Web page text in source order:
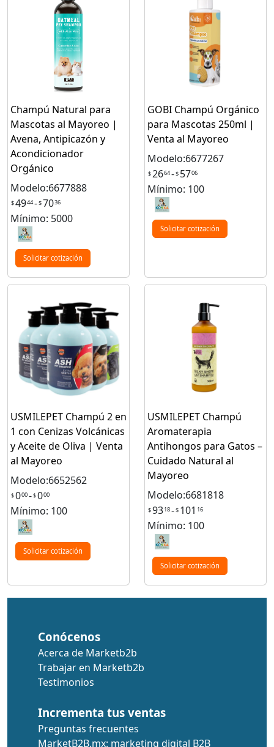
Champú Natural para
Mascotas al Mayoreo |
Avena, Antipicazón y
Acondicionador
Orgánico
Modelo:6677888
$4944-$7036
Mínimo: 5000
Solicitar cotización
GOBI Champú Orgánico
para Mascotas 250ml |
Venta al Mayoreo
Modelo:6677267
$2664-$ 5706
Mínimo: 100
Solicitar cotización
USMILEPET Champú 2 en
1 con Cenizas Volcánicas
y Aceite de Oliva | Venta
al Mayoreo
Modelo:6652562
$000-$000
Mínimo: 100
Solicitar cotización
USMILEPET Champú
Aromaterapia
Antihongos para Gatos –
Cuidado Natural al
Mayoreo
Modelo:6681818
$9318-$ 101 16
Mínimo: 100
Solicitar cotización
Conócenos
Acerca de Marketb2b
Trabajar en Marketb2b
Testimonios
Incrementa tus ventas
Preguntas frecuentes
MarketB2B.mx: marketing digital B2B